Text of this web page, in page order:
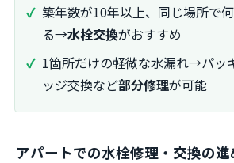
築年数が10年以上、同じ場所で
る→水栓交換がおすすめ
1箇所だけの軽微な水漏れ→パッ
ッジ交換など部分修理が可能
アパートでの水栓修理・交換の進